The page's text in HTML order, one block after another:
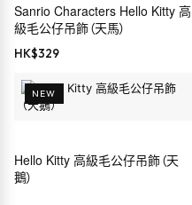
Sanrio Characters Hello Kitty 高
級毛公仔吊飾（天馬）
HK$329
NEW
Hello Kitty 高級毛公仔吊飾（天
鵝）